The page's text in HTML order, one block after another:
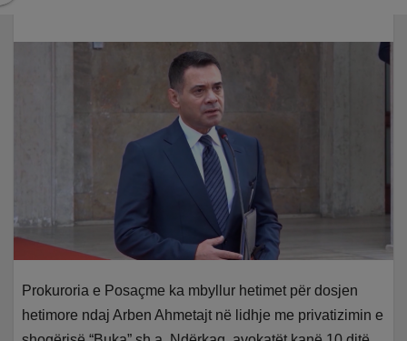
Prokuroria e Posaçme ka mbyllur hetimet për dosjen
hetimore ndaj Arben Ahmetajt në lidhje me privatizimin e